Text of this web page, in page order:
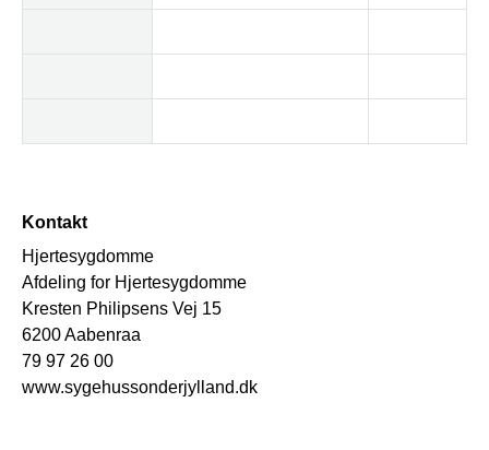
Kontakt
Hjertesygdomme
Afdeling for Hjertesygdomme
Kresten Philipsens Vej 15
6200 Aabenraa
79 97 26 00
www.sygehussonderjylland.dk